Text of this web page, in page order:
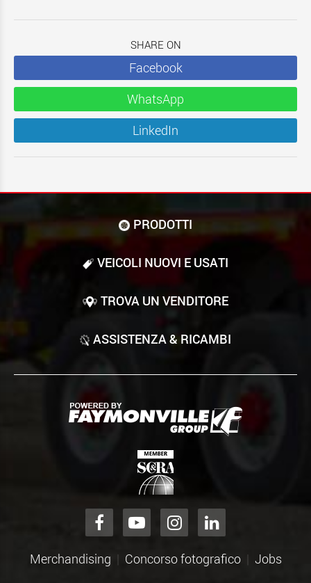
SHARE ON
Facebook
WhatsApp
LinkedIn
PRODOTTI
VEICOLI NUOVI E USATI
TROVA UN VENDITORE
ASSISTENZA & RICAMBI
Merchandising Concorso fotografico Jobs